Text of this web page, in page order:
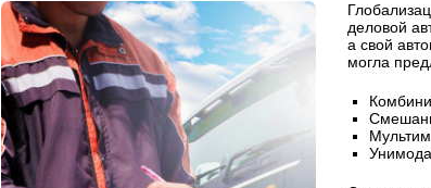
деловой
а свой
могла